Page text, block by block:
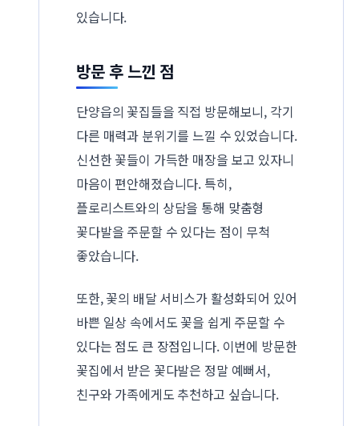
있습니다.
방문 후 느낀 점
단양읍의 꽃집들을 직접 방문해보니, 각기
다른 매력과 분위기를 느낄 수 있었습니다.
신선한 꽃들이 가득한 매장을 보고 있자니
마음이 편안해졌습니다. 특히,
플로리스트와의 상담을 통해 맞춤형
꽃다발을 주문할 수 있다는 점이 무척
좋았습니다.
또한, 꽃의 배달 서비스가 활성화되어 있어
바쁜 일상 속에서도 꽃을 쉽게 주문할 수
있다는 점도 큰 장점입니다. 이번에 방문한
꽃집에서 받은 꽃다발은 정말 예뻐서,
친구와 가족에게도 추천하고 싶습니다.